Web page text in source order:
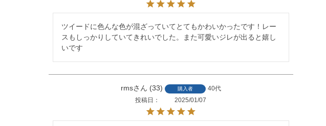
ツイードに色んな色が混ざっていてとてもかわいかったです！レー
スもしっかりしていてきれいでした。また可愛いジレが出ると嬉し
いです
rms 33 購入者
40代
投稿日
2025/01/07